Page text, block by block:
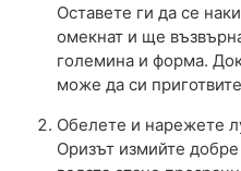
Оставете ги да се
омекнат и ще
големина и форма.
може да си
Обелете и нарежете
Оризът измийте